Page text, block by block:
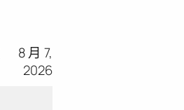
8 月 7,
2026